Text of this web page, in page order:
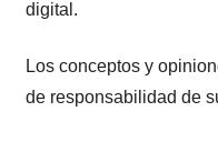
digital.
Los conceptos y
de responsabilidad de